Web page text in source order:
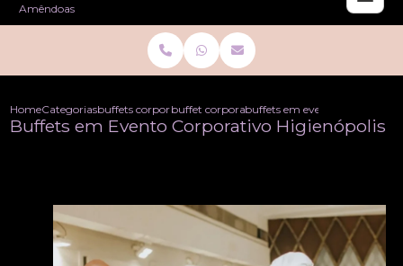
HomeCategoriasbuffets corporativobuffet corporativobuffets em evento
Buffets em Evento Corporativo Higienópolis